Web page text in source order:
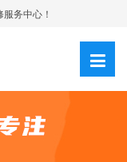
务中心！